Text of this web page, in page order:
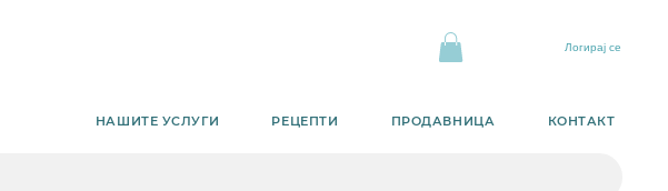
Логирај се
НАШИТЕ УСЛУГИ РЕЦЕПТИ ПРОДАВНИЦА КОНТАКТ